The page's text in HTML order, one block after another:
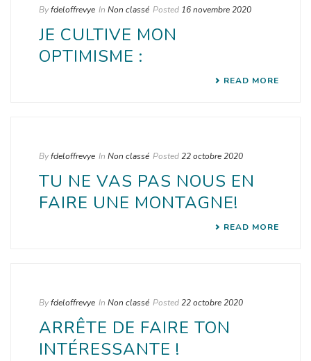
Byfdeloffrevye In Non classé Posted 16 novembre 2020
JE CULTIVE MON
OPTIMISME :
READ MORE
Byfdeloffrevye In Non classé Posted22 octobre 2020
TU NE VAS PAS NOUS EN
FAIRE UNE MONTAGNE!
READ MORE
Byfdeloffrevye In Non classé Posted22 octobre 2020
ARRÊTE DE FAIRE TON
INTÉRESSANTE !